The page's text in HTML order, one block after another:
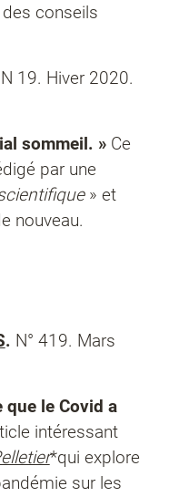
conseils
N 19. Hiver 2020.
sommeil. » Ce
par une
» et
nouveau.
. N° 419. Mars
que le Covid a
intéressant
*qui explore
sur les